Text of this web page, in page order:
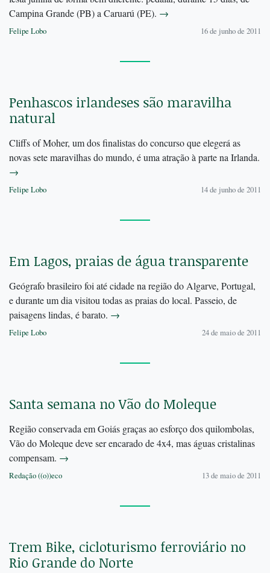
Campina Grande (PB) a Caruarú (PE). →
Felipe Lobo 16 de junho de 2011
Penhascos irlandeses são maravilha
natural
Cliffs of Moher, um dos finalistas do concurso que elegerá as
novas sete maravilhas do mundo, é uma atração à parte na Irlanda.
→
Felipe Lobo 14 de junho de 2011
Em Lagos, praias de água transparente
Geógrafo brasileiro foi até cidade na região do Algarve, Portugal,
e durante um dia visitou todas as praias do local. Passeio, de
paisagens lindas, é barato. →
Felipe Lobo 24 de maio de 2011
Santa semana no Vão do Moleque
Região conservada em Goiás graças ao esforço dos quilombolas,
Vão do Moleque deve ser encarado de 4x4, mas águas cristalinas
compensam. →
Redação ((o))eco 13 de maio de 2011
Trem Bike, cicloturismo ferroviário no
Rio Grande do Norte